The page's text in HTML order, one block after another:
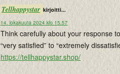
Tellhappystar kirjoitti...
14. lokakuuta 2024 klo 15.57
Think carefully about your response
“very satisfied” to “extremely
https://tellhappystar.shop/